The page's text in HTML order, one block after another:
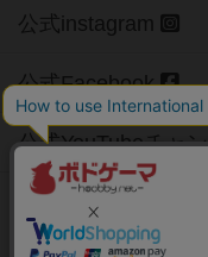
公式instagram
公式Facebook
公式YouTubeチャ